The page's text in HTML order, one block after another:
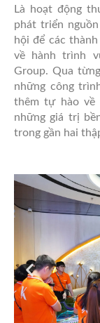
Là hoạt động
phát triển
hội để các
về hành trình
Group. Qua
những công
thêm tự hào về
những giá trị
trong gần hai